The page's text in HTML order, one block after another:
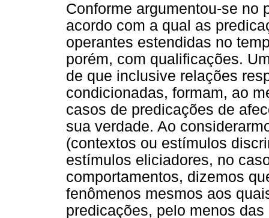
Conforme argumentou-se no
acordo com a qual as
operantes estendidas no
porém, com qualificações.
de que inclusive relações
condicionadas, formam, ao
casos de predicações de
sua verdade. Ao
(contextos ou estímulos
estímulos eliciadores, no
comportamentos, dizemos
fenômenos mesmos aos
predicações, pelo menos